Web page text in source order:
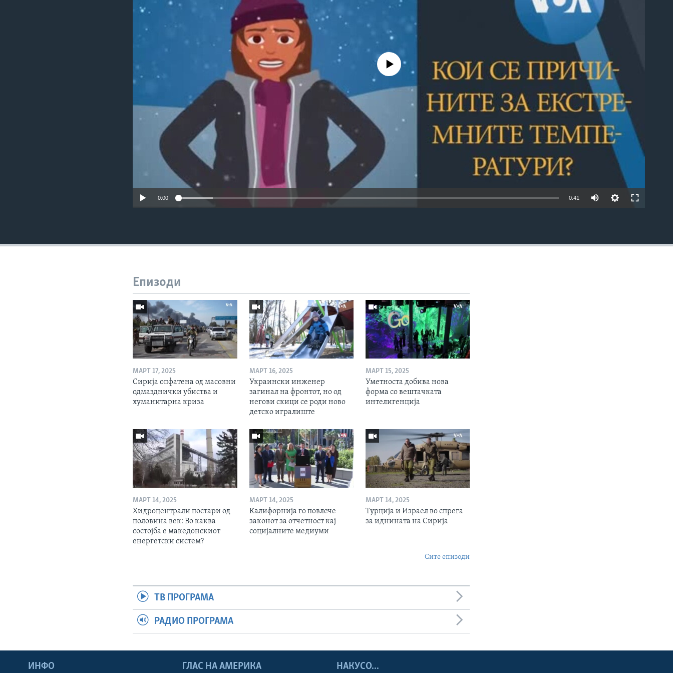
No media source currently available
0:00 0:41
Епизоди
МАРТ 17, 2025
Сирија опфатена од масовни
одмазднички убиства и
хуманитарна криза
МАРТ 16, 2025
Украински инженер
загинал на фронтот, но од
негови скици се роди ново
детско игралиште
МАРТ 15, 2025
Уметноста добива нова
форма со вештачката
интелигенција
МАРТ 14, 2025
Хидроцентрали постари од
половина век: Во каква
состојба е македонскиот
енергетски систем?
МАРТ 14, 2025
Калифорнија го повлече
законот за отчетност кај
социјалните медиуми
МАРТ 14, 2025
Турција и Израел во спрега
за иднината на Сирија
Сите епизоди
ТВ ПРОГРАМА
РАДИО ПРОГРАМА
НАКУСО...
ИНФО ГЛАС НА АМЕРИКА